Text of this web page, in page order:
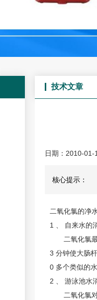
技术文章
日期：2010-01-
核心提示：
二氧化氯的净
1 、 自来水的
二氧化氯
3 分钟使大肠
0 多个类似的
2 、 游泳池水
二氧化氯